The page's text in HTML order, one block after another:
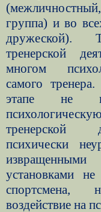
группа) и во
дружеской).
тренерской
многом
самого тренера.
этапе не
тренерской
психически
установками
спортсмена,
воздействие на